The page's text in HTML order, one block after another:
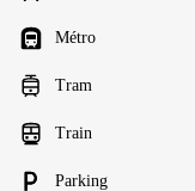
Métro
Tram
Train
Parking